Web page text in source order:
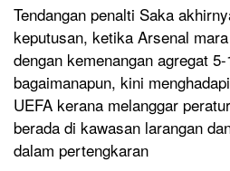
Tendangan penalti Saka
keputusan, ketika Arsenal
dengan kemenangan agregat
bagaimanapun, kini
UEFA kerana melanggar
berada di kawasan larangan
dalam pertengkaran